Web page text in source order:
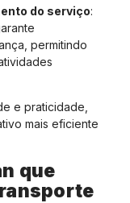
do serviço:
permitindo
e praticidade,
mais eficiente
que